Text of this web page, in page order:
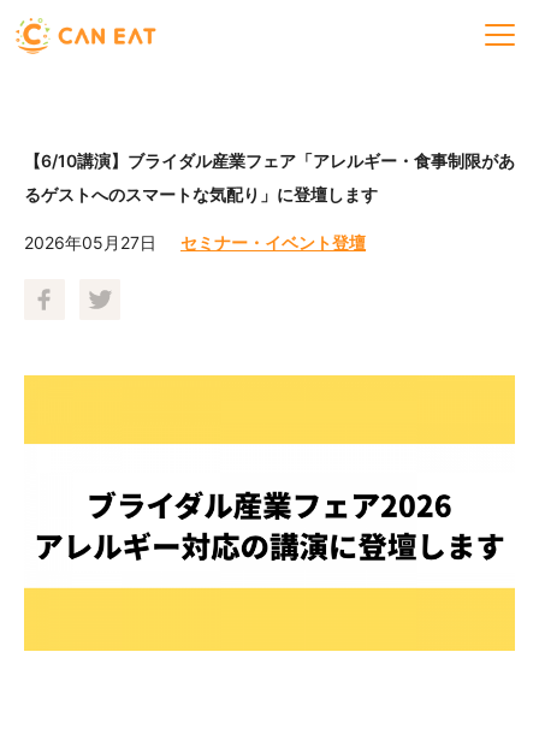
【6/10講演】ブライダル産業フェア「アレルギー・食事制限があ
るゲストへのスマートな気配り」に登壇します
2026年05月27日 セミナー・イベント登壇